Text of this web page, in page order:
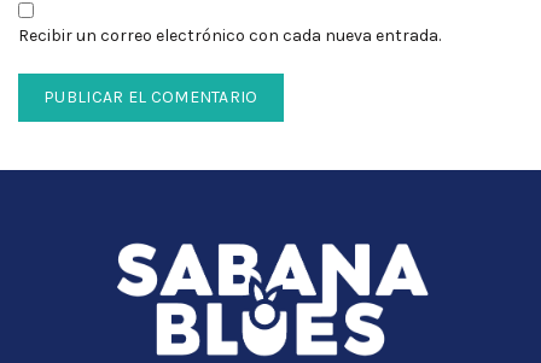
Recibir un correo electrónico con cada nueva entrada.